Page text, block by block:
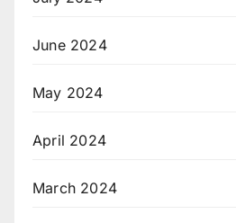
June 2024
May 2024
April 2024
March 2024